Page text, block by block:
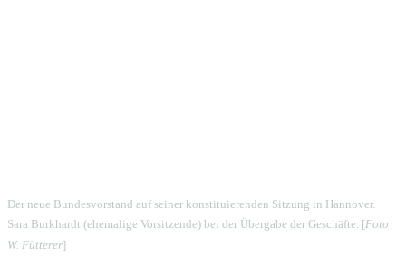
Der neue Bundesvorstand auf seiner konstituierenden Sitzung in Hannover.
Sara Burkhardt (ehemalige Vorsitzende) bei der Übergabe der Geschäfte. [Foto
W. Fütterer]